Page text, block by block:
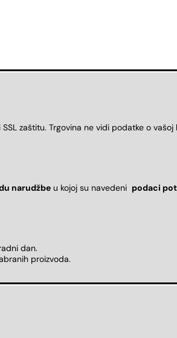
zaštitu. Trgovina ne vidi podatke o
narudžbe u kojoj su navedeni podaci
dan.
proizvoda.